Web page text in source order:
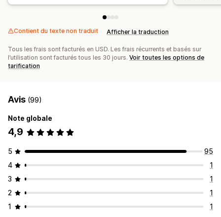
Contient du texte non traduit Afficher la traduction
Tous les frais sont facturés en USD. Les frais récurrents et basés sur
l’utilisation sont facturés tous les 30 jours. Voir toutes les options de
tarification
Avis (99)
Note globale
4,9
5
95
4
1
3
1
2
1
1
1